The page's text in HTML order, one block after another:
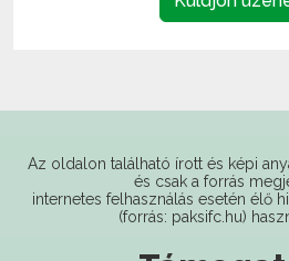
internetes felhasználás esetén élő
(forrás: paksifc.hu)